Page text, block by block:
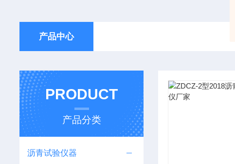
产品中心
PRODUCT
产品分类
沥青试验仪器